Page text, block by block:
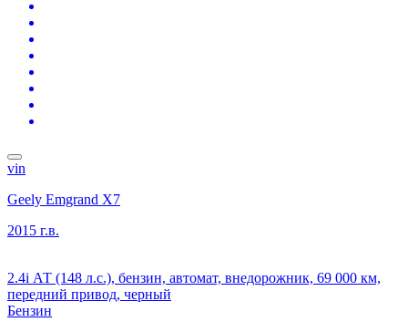
vin
Geely Emgrand X7
2015 г.в.
2.4i АТ (148 л.с.), бензин, автомат, внедорожник, 69 000 км,
передний привод, черный
Бензин